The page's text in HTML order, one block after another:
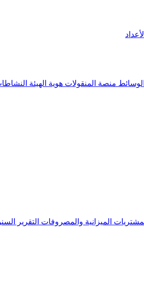
الوسائط منصة المنقولات هوية الهيئة
الميزانية والمصروفات التقرير